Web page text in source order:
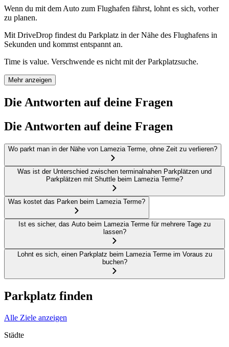
Wenn du mit dem Auto zum Flughafen fährst, lohnt es sich, vorher
zu planen.
Mit DriveDrop findest du Parkplatz in der Nähe des Flughafens in
Sekunden und kommst entspannt an.
Time is value. Verschwende es nicht mit der Parkplatzsuche.
Mehr anzeigen
Die Antworten auf deine Fragen
Die Antworten auf deine Fragen
Wo parkt man in der Nähe von Lamezia Terme, ohne Zeit zu verlieren?
Was ist der Unterschied zwischen terminalnahen Parkplätzen und
Parkplätzen mit Shuttle beim Lamezia Terme?
Was kostet das Parken beim Lamezia Terme?
Ist es sicher, das Auto beim Lamezia Terme für mehrere Tage zu
lassen?
Lohnt es sich, einen Parkplatz beim Lamezia Terme im Voraus zu
buchen?
Parkplatz finden
Alle Ziele anzeigen
Städte